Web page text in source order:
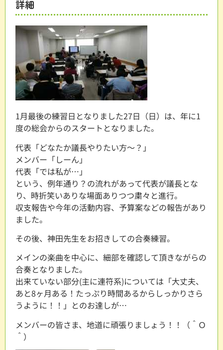
詳細
1月最後の練習日となりました27日（日）は、年に1
度の総会からのスタートとなりました。
代表「どなたか議長やりたい方～？」
メンバー「しーん」
代表「では私が…」
という、例年通り？の流れがあって代表が議長とな
り、時折笑いありな場面ありつつ粛々と進行。
収支報告や今年の活動内容、予算案などの報告があり
ました。
その後、神田先生をお招きしての合奏練習。
メインの楽曲を中心に、細部を確認して頂きながらの
合奏となりました。
出来ていない部分(主に連符系)については「大丈夫、
あと8ヶ月ある！たっぷり時間あるからしっかりさら
うように！！」とのお達しが…
メンバーの皆さま、地道に頑張りましょう！！（＾Ｏ
＾）